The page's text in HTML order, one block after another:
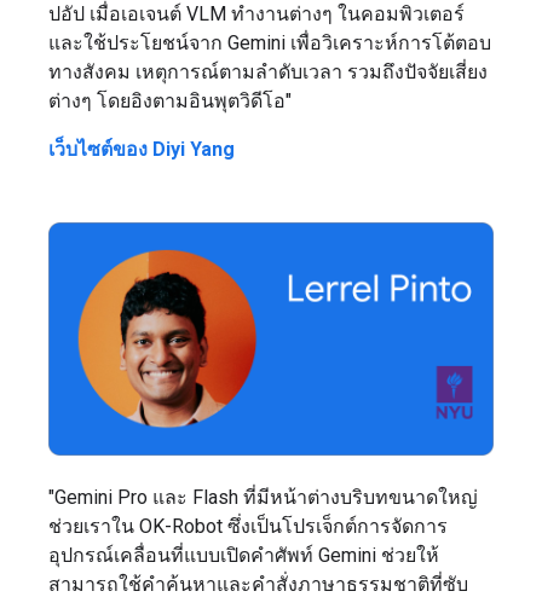
ปอัป เมื่อเอเจนต์ VLM ทำงานต่างๆ ในคอมพิวเตอร์
และใช้ประโยชน์จาก Gemini เพื่อวิเคราะห์การโต้ตอบ
ทางสังคม เหตุการณ์ตามลำดับเวลา รวมถึงปัจจัยเสี่ยง
ต่างๆ โดยอิงตามอินพุตวิดีโอ"
เว็บไซต์ของ Diyi Yang
"Gemini Pro และ Flash ที่มีหน้าต่างบริบทขนาดใหญ่
ช่วยเราใน OK-Robot ซึ่งเป็นโปรเจ็กต์การจัดการ
อุปกรณ์เคลื่อนที่แบบเปิดคำศัพท์ Gemini ช่วยให้
สามารถใช้คำค้นหาและคำสั่งภาษาธรรมชาติที่ซับ